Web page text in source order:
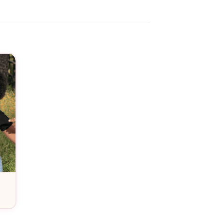
à partager leur amour et leur vie avec
les fondations de votre famille.
et l’émerveillement dans les yeux de
et votre foyer sont sur le point de
l’histoire la plus belle de votre vie,